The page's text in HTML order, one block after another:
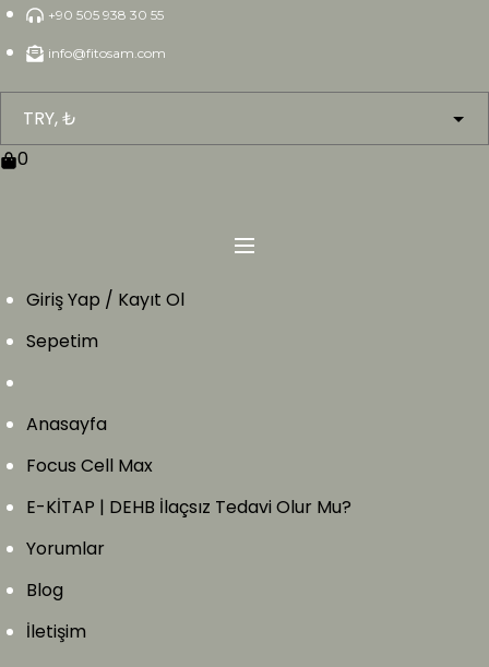
Skip
content
+90 505 938 30 55
info@fitosam.com
0
Giriş Yap / Kayıt Ol
Sepetim
Anasayfa
Focus Cell Max
E-KİTAP | DEHB İlaçsız Tedavi Olur Mu?
Yorumlar
Blog
İletişim